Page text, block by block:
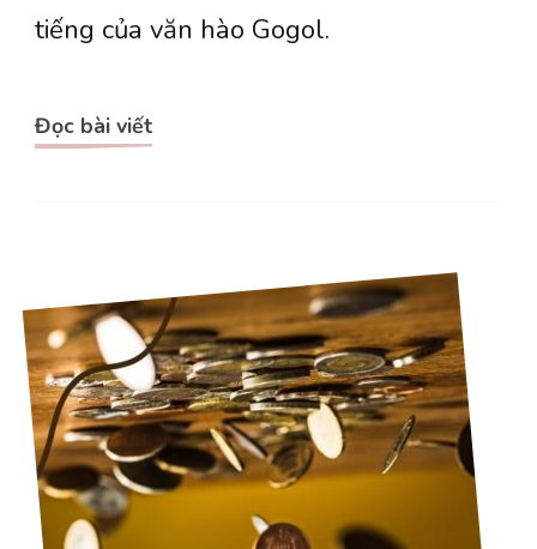
tiếng của văn hào Gogol.
Đọc bài viết